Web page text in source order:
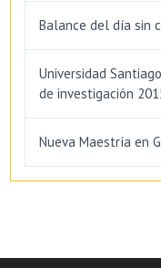
Balance del día sin
Universidad
de investigación
Nueva Maestría en